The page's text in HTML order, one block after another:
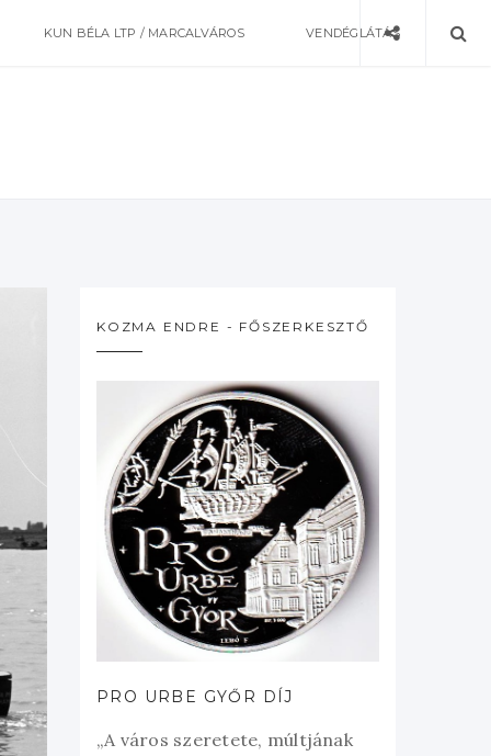
KUN BÉLA LTP / MARCALVÁROS VENDÉGLÁTÁS
KOZMA ENDRE - FŐSZERKESZTŐ
PRO URBE GYŐR DÍJ
„A város szeretete, múltjának